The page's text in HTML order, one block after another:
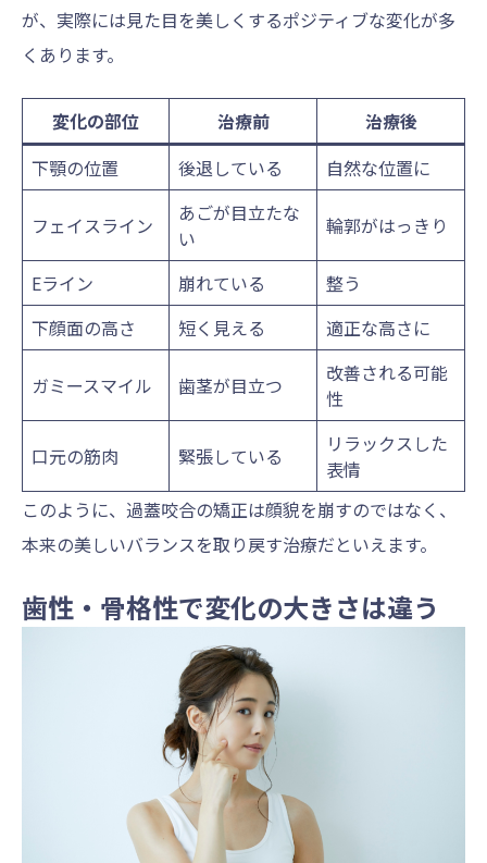
が、実際には見た目を美しくするポジティブな変化が多
くあります。
変化の部位 治療前
治療後
下顎の位置
後退している 自然な位置に
フェイスライン
あごが目立たな
い
輪郭がはっきり
Eライン 崩れている
整う
下顔面の高さ
短く見える 適正な高さに
ガミースマイル 歯茎が目立つ
改善される可能
性
口元の筋肉 緊張している
リラックスした
表情
このように、過蓋咬合の矯正は顔貌を崩すのではなく、
本来の美しいバランスを取り戻す治療だといえます。
歯性・骨格性で変化の大きさは違う